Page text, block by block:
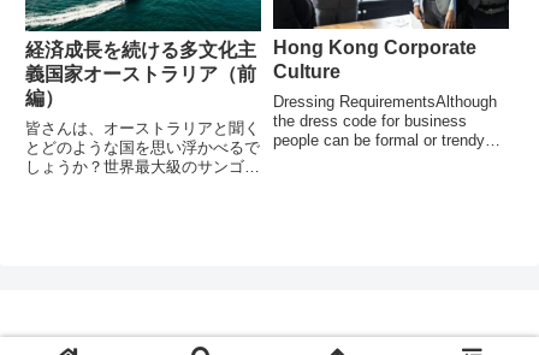
経済成長を続ける多文化主
義国家オーストラリア（前
編）
皆さんは、オーストラリアと聞く
とどのような国を思い浮かべるで
しょうか？世界最大級のサンゴ礁
Hong Kong Corporate
Culture
Dressing RequirementsAlthough
the dress code for business
people can be formal or trendy